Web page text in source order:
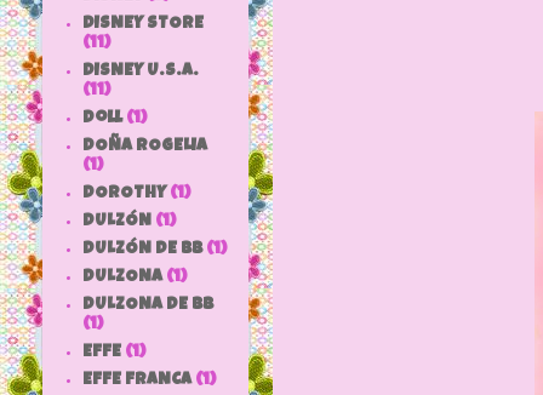
DISNEY STORE
(11)
DISNEY U.S.A.
(11)
doll (1)
DOÑA ROGELIA
(1)
DOROTHY (1)
DULZÓN (1)
DULZÓN DE BB (1)
DULZONA (1)
DULZONA DE BB
(1)
EFFE (1)
EFFE FRANCA (1)